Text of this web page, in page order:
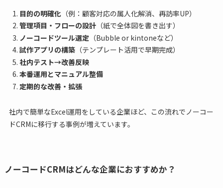
目的の明確化（例：顧客対応の属人化解消、再訪率UP）
管理項目・フローの設計（紙で全体図を書き出す）
ノーコードツール選定 （Bubble or kintoneなど）
試作アプリの構築（テンプレート活用で早期完成）
社内テスト→改善反映
本番運用とマニュアル整備
定期的な改善・拡張
社内で簡単なExcel運用をしている企業ほど、この流れでノーコー
ドCRMに移行する事例が増えています。
ノーコードCRMはどんな企業におすすめか？